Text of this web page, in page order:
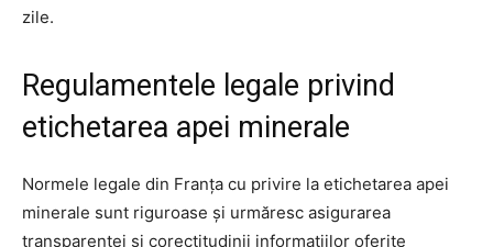
zile.
Regulamentele legale privind
etichetarea apei minerale
Normele legale din Franța cu privire la etichetarea apei
minerale sunt riguroase și urmăresc asigurarea
transparenței și corectitudinii informațiilor oferite